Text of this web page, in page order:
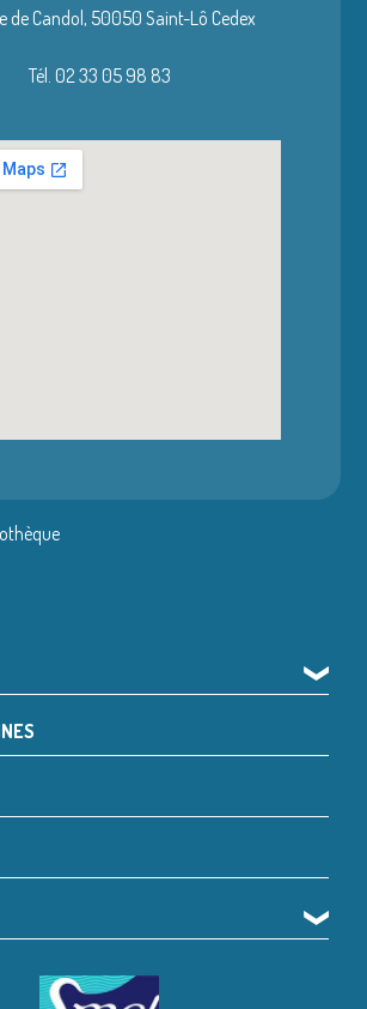
de Candol, 50050 Saint-Lô Cedex
Tél. 02 33 05 98 83
❯
❯